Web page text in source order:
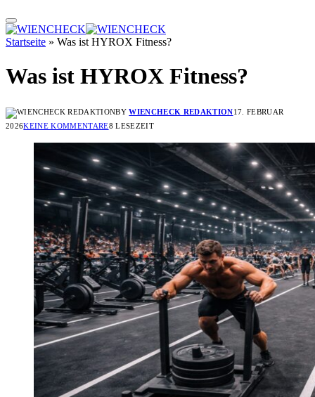
Startseite » Was ist HYROX Fitness?
Was ist HYROX Fitness?
BY WIENCHECK REDAKTION17. FEBRUAR
2026KEINE KOMMENTARE8 LESEZEIT